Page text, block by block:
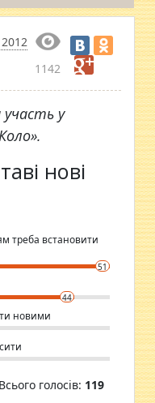
1142
у
нові
треба встановити
51
44
новими
Всього голосів: 119